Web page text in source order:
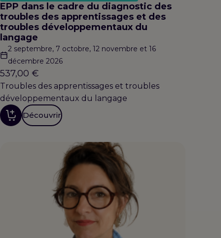
EPP dans le cadre du diagnostic des
troubles des apprentissages et des
troubles développementaux du
langage
2 septembre, 7 octobre, 12 novembre et 16
décembre 2026
537,00 €
Troubles des apprentissages et troubles
développementaux du langage
Découvrir